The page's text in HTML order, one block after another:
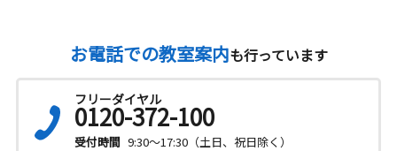
お電話での教室案内も行っています
フリーダイヤル
0120-372-100
受付時間 9:30～17:30（土日、祝日除く）